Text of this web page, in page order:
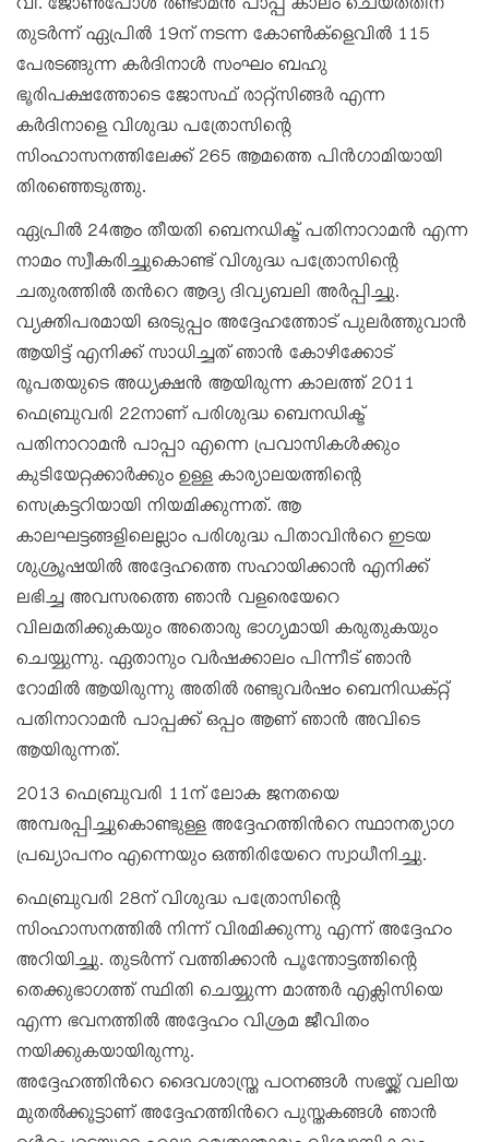
വി. ജോൺപോൾ രണ്ടാമൻ പാപ്പ കാലം ചെയ്തതിന്
തുടർന്ന് ഏപ്രിൽ 19ന് നടന്ന കോൺക്‌ളെവിൽ 115
പേരടങ്ങുന്ന കർദിനാൾ സംഘം ബഹു
ഭൂരിപക്ഷത്തോടെ ജോസഫ് രാറ്റ്സിങ്ങർ എന്ന
കർദിനാളെ വിശുദ്ധ പത്രോസിന്റെ
സിംഹാസനത്തിലേക്ക് 265 ആമത്തെ പിൻഗാമിയായി
തിരഞ്ഞെടുത്തു.
ഏപ്രിൽ 24ആം തീയതി ബെനഡിക്ട് പതിനാറാമൻ എന്ന
നാമം സ്വീകരിച്ചുകൊണ്ട് വിശുദ്ധ പത്രോസിന്റെ
ചതുരത്തിൽ തൻറെ ആദ്യ ദിവ്യബലി അർപ്പിച്ചു.
വ്യക്തിപരമായി ഒരടുപ്പം അദ്ദേഹത്തോട് പുലർത്തുവാൻ
ആയിട്ട് എനിക്ക് സാധിച്ചത് ഞാൻ കോഴിക്കോട്
രൂപതയുടെ അധ്യക്ഷൻ ആയിരുന്ന കാലത്ത് 2011
ഫെബ്രുവരി 22നാണ് പരിശുദ്ധ ബെനഡിക്ട്
പതിനാറാമൻ പാപ്പാ എന്നെ പ്രവാസികൾക്കും
കുടിയേറ്റക്കാർക്കും ഉള്ള കാര്യാലയത്തിന്റെ
സെക്രട്ടറിയായി നിയമിക്കുന്നത്. ആ
കാലഘട്ടങ്ങളിലെല്ലാം പരിശുദ്ധ പിതാവിൻറെ ഇടയ
ശുശ്രൂഷയിൽ അദ്ദേഹത്തെ സഹായിക്കാൻ എനിക്ക്
ലഭിച്ച അവസരത്തെ ഞാൻ വളരെയേറെ
വിലമതിക്കുകയും അതൊരു ഭാഗ്യമായി കരുതുകയും
ചെയ്യുന്നു. ഏതാനും വർഷക്കാലം പിന്നീട് ഞാൻ
റോമിൽ ആയിരുന്നു അതിൽ രണ്ടുവർഷം ബെനിഡക്റ്റ്
പതിനാറാമൻ പാപ്പക്ക് ഒപ്പം ആണ് ഞാൻ അവിടെ
ആയിരുന്നത്.
2013 ഫെബ്രുവരി 11ന് ലോക ജനതയെ
അമ്പരപ്പിച്ചുകൊണ്ടുള്ള അദ്ദേഹത്തിൻറെ സ്ഥാനത്യാഗ
പ്രഖ്യാപനം എന്നെയും ഒത്തിരിയേറെ സ്വാധീനിച്ചു.
ഫെബ്രുവരി 28ന് വിശുദ്ധ പത്രോസിന്റെ
സിംഹാസനത്തിൽ നിന്ന് വിരമിക്കുന്നു എന്ന് അദ്ദേഹം
അറിയിച്ചു. തുടർന്ന് വത്തിക്കാൻ പൂന്തോട്ടത്തിന്റെ
തെക്കുഭാഗത്ത് സ്ഥിതി ചെയ്യുന്ന മാത്തർ എക്ലിസിയെ
എന്ന ഭവനത്തിൽ അദ്ദേഹം വിശ്രമ ജീവിതം
നയിക്കുകയായിരുന്നു.
അദ്ദേഹത്തിൻറെ ദൈവശാസ്ത്ര പഠനങ്ങൾ സഭയ്ക്ക് വലിയ
മുതൽക്കൂട്ടാണ് അദ്ദേഹത്തിൻറെ പുസ്തകങ്ങൾ ഞാൻ